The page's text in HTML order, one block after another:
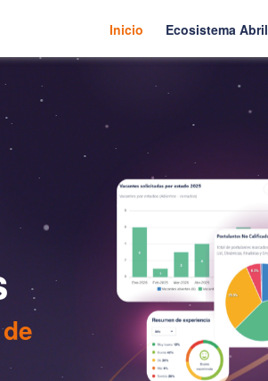
Inicio Ecosistema Abril